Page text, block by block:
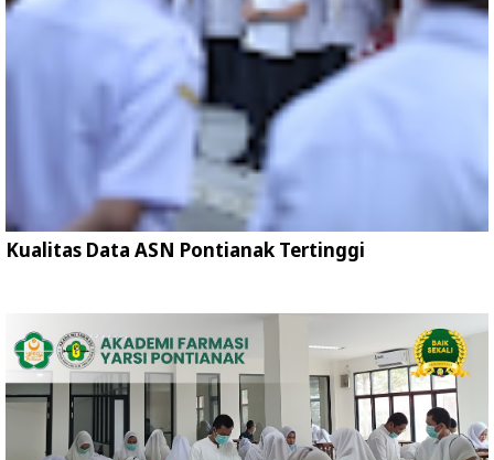
Kualitas Data ASN Pontianak Tertinggi